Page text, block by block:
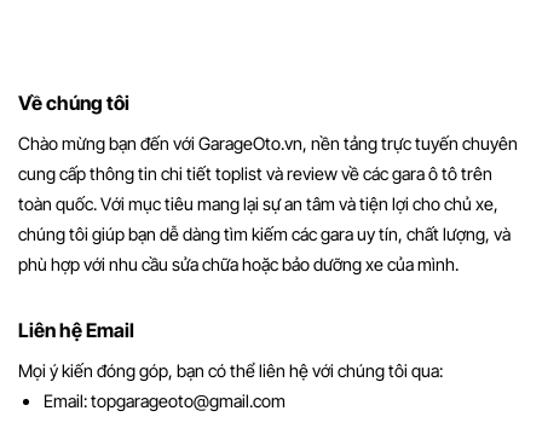
Về chúng tôi
Chào mừng bạn đến với GarageOto.vn, nền tảng trực tuyến chuyên
cung cấp thông tin chi tiết toplist và review về các gara ô tô trên
toàn quốc. Với mục tiêu mang lại sự an tâm và tiện lợi cho chủ xe,
chúng tôi giúp bạn dễ dàng tìm kiếm các gara uy tín, chất lượng, và
phù hợp với nhu cầu sửa chữa hoặc bảo dưỡng xe của mình.
Liên hệ Email
Mọi ý kiến đóng góp, bạn có thể liên hệ với chúng tôi qua:
Email:topgarageoto@gmail.com